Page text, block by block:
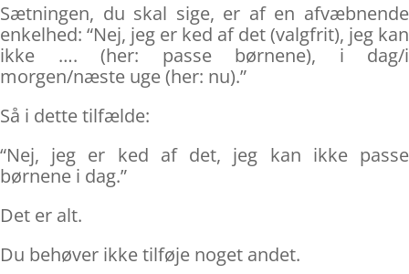
Sætningen, du skal sige, er af en afvæbnende
enkelhed: “Nej, jeg er ked af det (valgfrit), jeg kan
ikke …. (her: passe børnene), i dag/i
morgen/næste uge (her: nu).”
Så i dette tilfælde:
“Nej, jeg er ked af det, jeg kan ikke passe
børnene i dag.”
Det er alt.
Du behøver ikke tilføje noget andet.